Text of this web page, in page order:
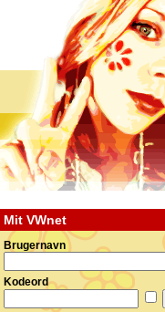
Mit VWnet
Brugernavn
Kodeord